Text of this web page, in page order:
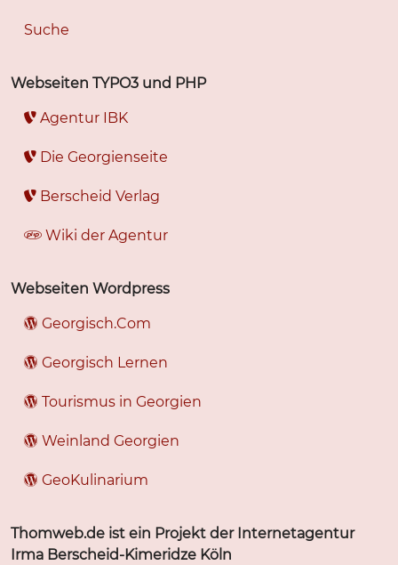
Suche
Webseiten TYPO3 und PHP
Agentur IBK
Die Georgienseite
Berscheid Verlag
Wiki der Agentur
Webseiten Wordpress
Georgisch.Com
Georgisch Lernen
Tourismus in Georgien
Weinland Georgien
GeoKulinarium
Thomweb.de ist ein Projekt der Internetagentur
Irma Berscheid-Kimeridze Köln